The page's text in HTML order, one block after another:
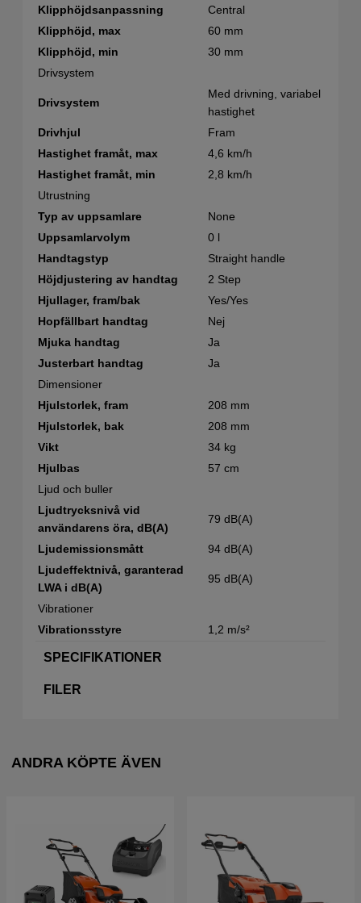
Klipphöjdsanpassning
Central
Klipphöjd, max
60 mm
Klipphöjd, min
30 mm
Drivsystem
Drivsystem
Med drivning, variabel
hastighet
Drivhjul
Fram
Hastighet framåt, max
4,6 km/h
Hastighet framåt, min
2,8 km/h
Utrustning
Typ av uppsamlare
None
Uppsamlarvolym
0 l
Handtagstyp
Straight handle
Höjdjustering av handtag
2 Step
Hjullager, fram/bak
Yes/Yes
Hopfällbart handtag
Nej
Mjuka handtag
Ja
Justerbart handtag
Ja
Dimensioner
Hjulstorlek, fram
208 mm
Hjulstorlek, bak
208 mm
Vikt
34 kg
Hjulbas
57 cm
Ljud och buller
Ljudtrycksnivå vid
användarens öra, dB(A)
79 dB(A)
Ljudemissionsmått
94 dB(A)
Ljudeffektnivå, garanterad
LWA i dB(A)
95 dB(A)
Vibrationer
Vibrationsstyre
1,2 m/s²
SPECIFIKATIONER
FILER
ANDRA KÖPTE ÄVEN